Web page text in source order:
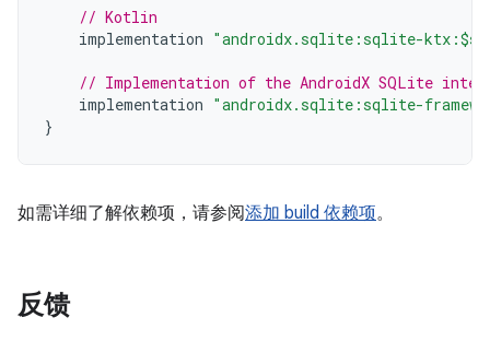
// Kotlin
implementation "androidx.sqlite:sqlite-
// Implementation of the AndroidX SQLite
implementation "androidx.sqlite:sqlite-
}
如需详细了解依赖项，请参阅添加 build 依赖项。
反馈